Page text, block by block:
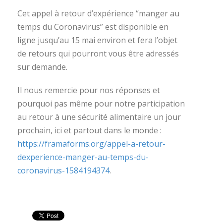
Cet appel à retour d’expérience “manger au
temps du Coronavirus” est disponible en
ligne jusqu’au 15 mai environ et fera l’objet
de retours qui pourront vous être adressés
sur demande.
Il nous remercie pour nos réponses et
pourquoi pas même pour notre participation
au retour à une sécurité alimentaire un jour
prochain, ici et partout dans le monde :
https://framaforms.org/appel-a-retour-
dexperience-manger-au-temps-du-
coronavirus-1584194374.